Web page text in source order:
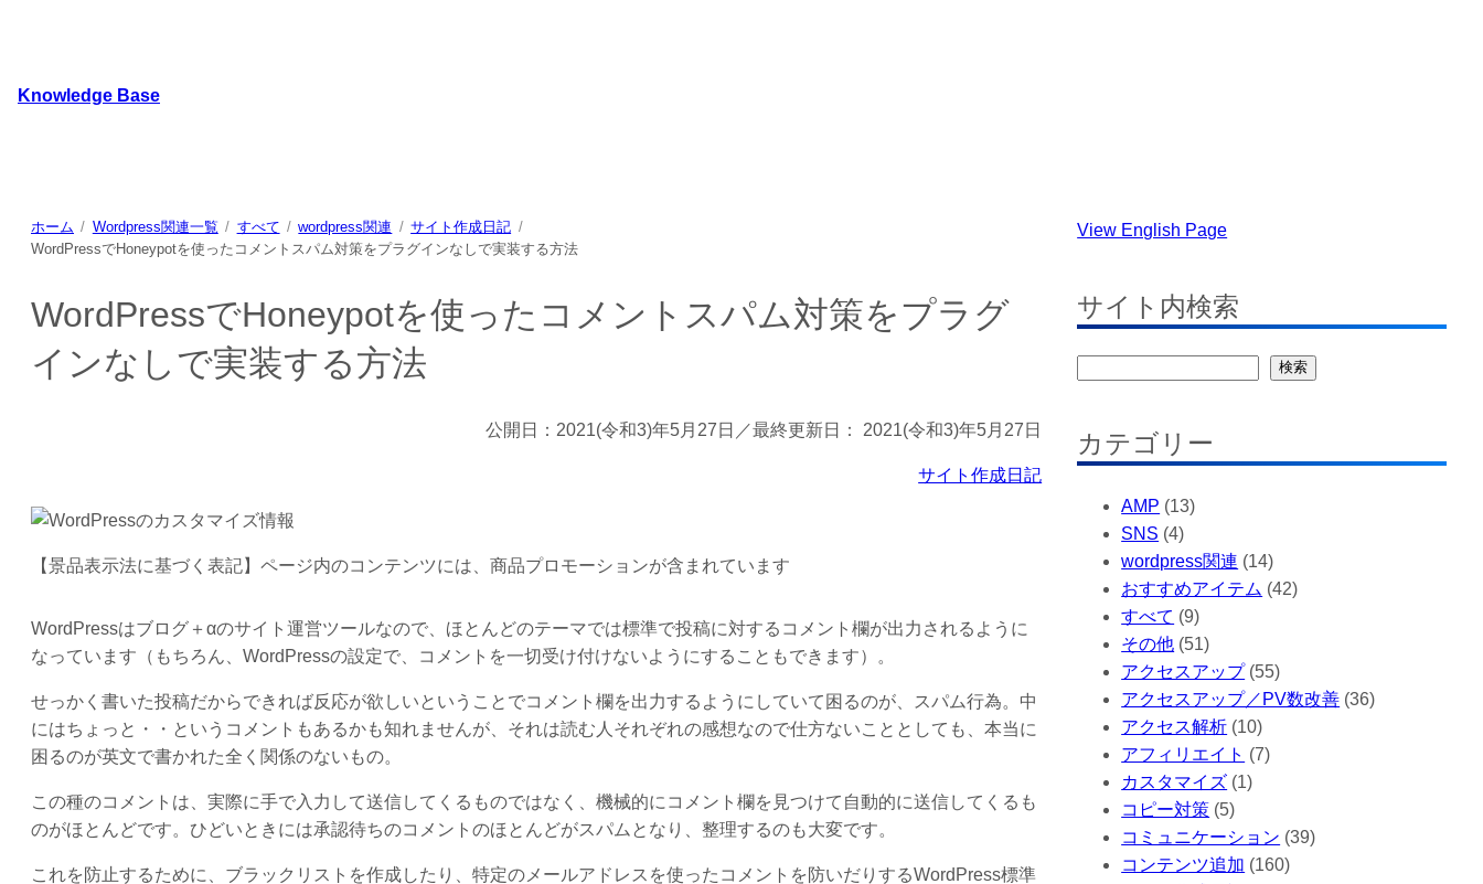
スKnowledge Base
ホーム Wordpress関連一覧 すべて wordpress関連
サイト作成日記
WordPressでHoneypotを使ったコメントスパム対策をプラグインなしで実装する方法
WordPressでHoneypotを使ったコメントスパム対策をプラグ
インなしで実装する方法
公開日： 2021(令和3)年5月27日 ／最終更新日： 2021(令和3)年5月27日
サイト作成日記
【景品表示法に基づく表記】ページ内のコンテンツには、商品プロモーションが含まれています
WordPressはブログ＋αのサイト運営ツールなので、ほとんどのテーマでは標準で投稿に対するコメント欄が出力されるように
なっています（もちろん、WordPressの設定で、コメントを一切受け付けないようにすることもできます）。
せっかく書いた投稿だからできれば反応が欲しいということでコメント欄を出力するようにしていて困るのが、スパム行為。中
にはちょっと・・というコメントもあるかも知れませんが、それは読む人それぞれの感想なので仕方ないこととしても、本当に
困るのが英文で書かれた全く関係のないもの。
この種のコメントは、実際に手で入力して送信してくるものではなく、機械的にコメント欄を見つけて自動的に送信してくるも
のがほとんどです。ひどいときには承認待ちのコメントのほとんどがスパムとなり、整理するのも大変です。
これを防止するために、ブラックリストを作成したり、特定のメールアドレスを使ったコメントを防いだりするWordPress標準
View English Page
サイト内検索
検索
カテゴリー
AMP (13)
SNS (4)
wordpress関連 (14)
おすすめアイテム (42)
すべて (9)
その他 (51)
アクセスアップ(55)
アクセスアップ／PV数改善 (36)
アクセス解析 (10)
アフィリエイト (7)
カスタマイズ (1)
コピー対策 (5)
コミュニケーション (39)
コンテンツ追加 (160)